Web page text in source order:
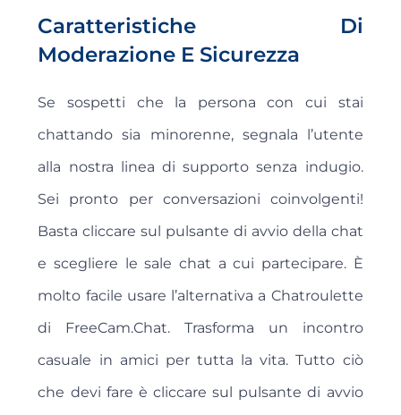
Caratteristiche Di
Moderazione E Sicurezza
Se sospetti che la persona con cui stai
chattando sia minorenne, segnala l’utente
alla nostra linea di supporto senza indugio.
Sei pronto per conversazioni coinvolgenti!
Basta cliccare sul pulsante di avvio della chat
e scegliere le sale chat a cui partecipare. È
molto facile usare l’alternativa a Chatroulette
di FreeCam.Chat. Trasforma un incontro
casuale in amici per tutta la vita. Tutto ciò
che devi fare è cliccare sul pulsante di avvio